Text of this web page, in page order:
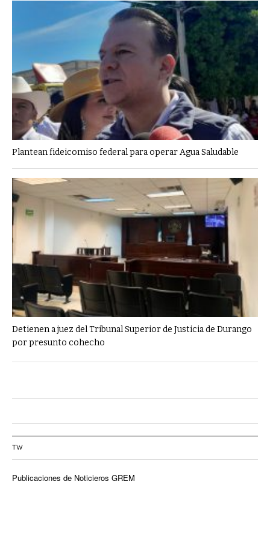
Plantean fideicomiso federal para operar Agua Saludable
Detienen a juez del Tribunal Superior de Justicia de Durango
por presunto cohecho
TW
Publicaciones de Noticieros GREM